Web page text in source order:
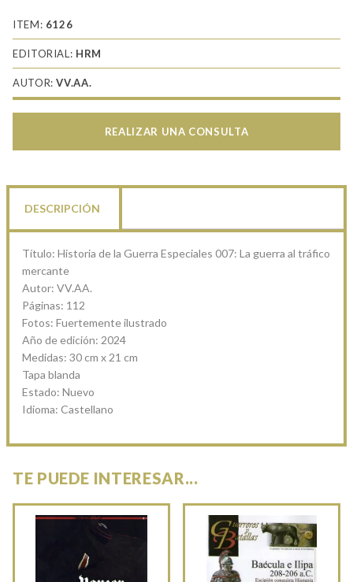
Guerra
Especiales
La
guerra
cantidad
ITEM: 6126
EDITORIAL: HRM
AUTOR:VV.AA.
REALIZAR UNA CONSULTA
DESCRIPCIÓN
Título: Historia de la Guerra Especiales 007: La guerra al tráfico
mercante
Autor: VV.AA.
Páginas: 112
Fotos: Fuertemente ilustrado
Año de edición: 2024
Medidas: 30 cm x 21 cm
Tapa blanda
Estado: Nuevo
Idioma: Castellano
TE PUEDE INTERESAR...